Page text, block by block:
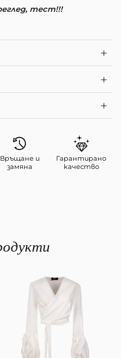
тест!!!
Връщане и
замяна
Гарантирано
качество